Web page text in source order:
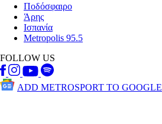
Ποδόσφαιρο
Άρης
Ισπανία
Metropolis 95.5
FOLLOW US
ADD METROSPORT TO GOOGLE